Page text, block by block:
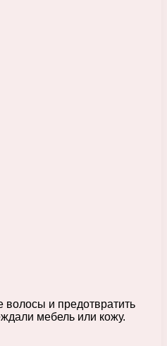
волосы и предотвратить
мебель или кожу.